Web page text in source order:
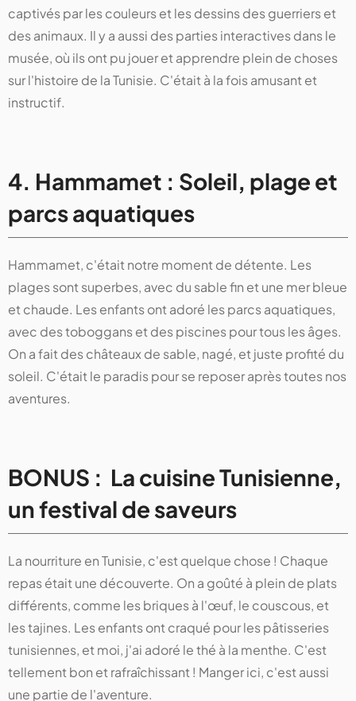
captivés par les couleurs et les dessins des guerriers et
des animaux. Il y a aussi des parties interactives dans le
musée, où ils ont pu jouer et apprendre plein de choses
sur l'histoire de la Tunisie. C'était à la fois amusant et
instructif.
4. Hammamet : Soleil, plage et
parcs aquatiques
Hammamet, c'était notre moment de détente. Les
plages sont superbes, avec du sable fin et une mer bleue
et chaude. Les enfants ont adoré les parcs aquatiques,
avec des toboggans et des piscines pour tous les âges.
On a fait des châteaux de sable, nagé, et juste profité du
soleil. C'était le paradis pour se reposer après toutes nos
aventures.
BONUS : La cuisine Tunisienne,
un festival de saveurs
La nourriture en Tunisie, c'est quelque chose ! Chaque
repas était une découverte. On a goûté à plein de plats
différents, comme les briques à l'œuf, le couscous, et
les tajines. Les enfants ont craqué pour les pâtisseries
tunisiennes, et moi, j'ai adoré le thé à la menthe. C'est
tellement bon et rafraîchissant ! Manger ici, c'est aussi
une partie de l'aventure.